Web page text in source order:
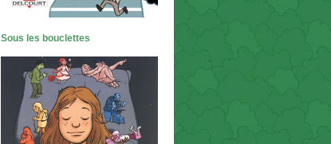
Sous les bouclettes